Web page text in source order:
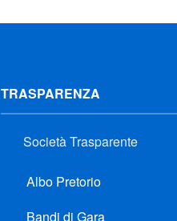
TRASPARENZA
Società Trasparente
Albo Pretorio
Bandi di Gara